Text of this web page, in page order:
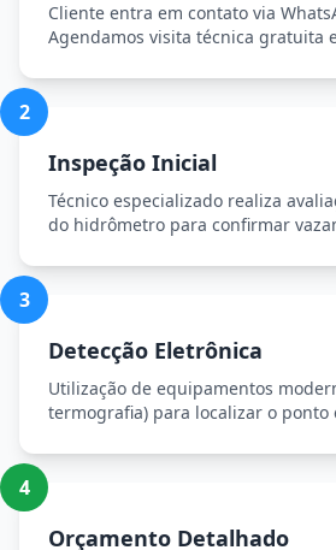
Cliente entra em contato via
Agendamos visita técnica gratuita
2
Inspeção Inicial
Técnico especializado realiza
do hidrômetro para confirmar
3
Detecção Eletrônica
Utilização de equipamentos
termografia) para localizar o ponto
4
Orçamento Detalhado